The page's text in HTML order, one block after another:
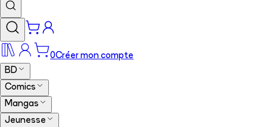
0Créer mon compte
BD
Comics
Mangas
Jeunesse